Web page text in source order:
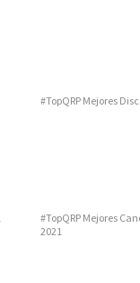
#TopQRP Mejores
#TopQRP Mejores
2021